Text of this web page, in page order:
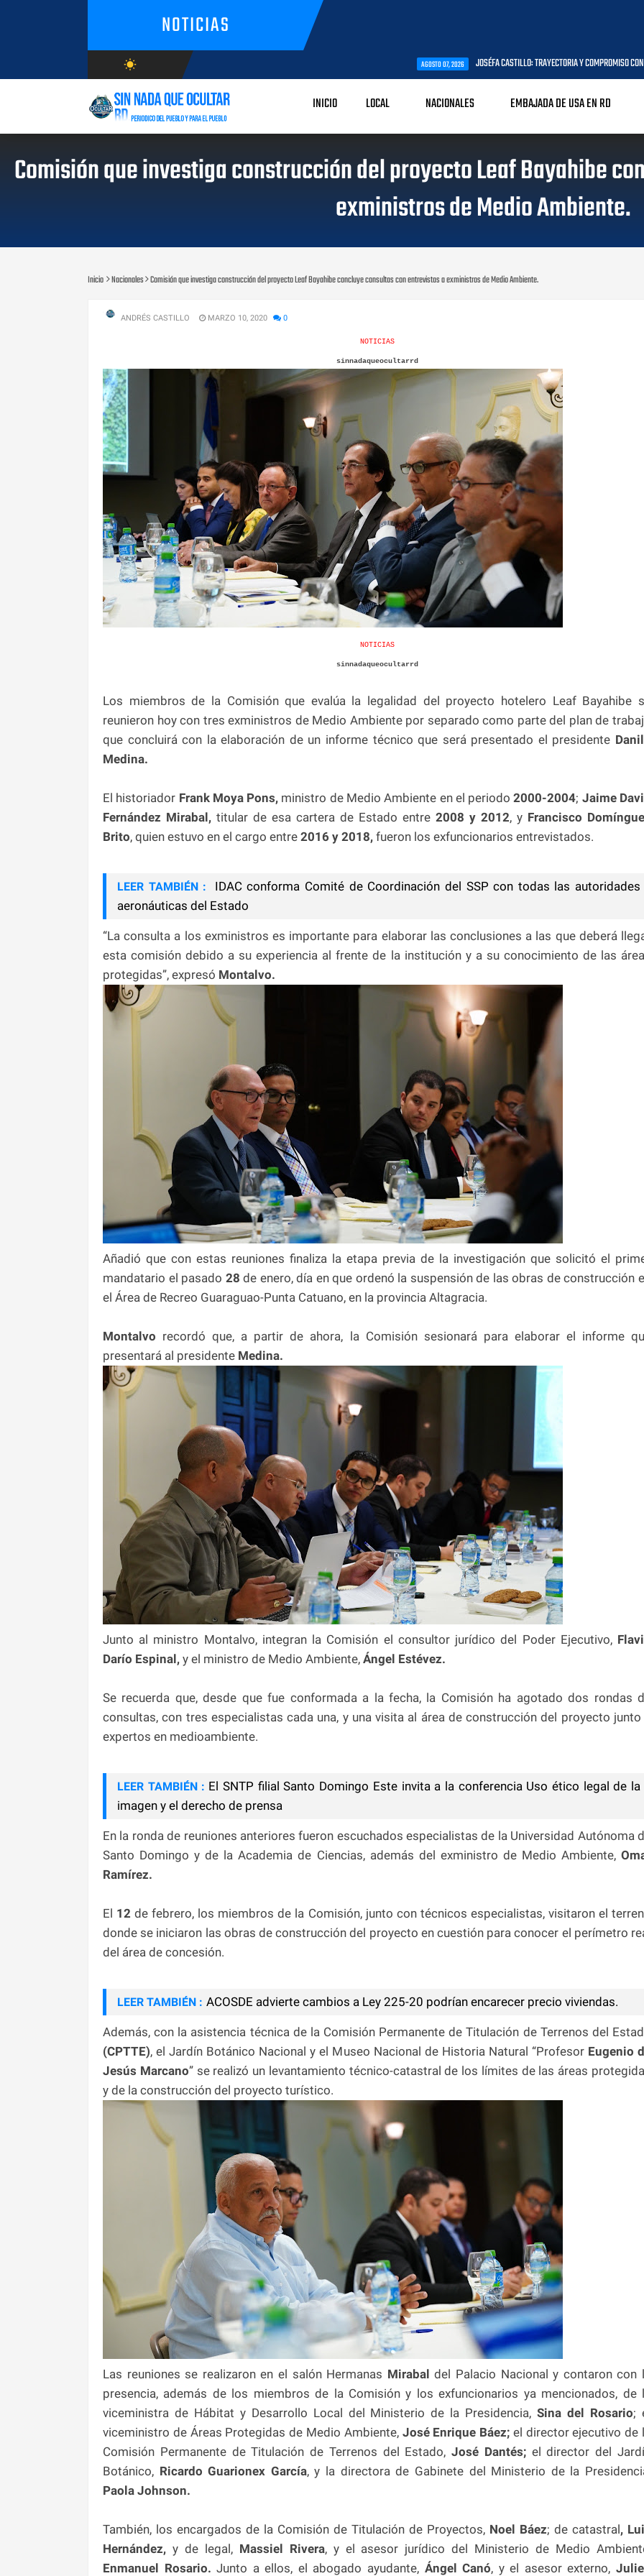
NOTICIAS
wb_sunny
AGOSTO/8/2026
JOSÉFA CASTILLO: TRAYECTORIA Y COMPROMISO CON LA PRIMERA
INICIO LOCAL NACIONALES EMBAJADA DE USA EN RD
Comisión que investiga construcción del proyecto Leaf Bayahibe
exministros de Medio Ambiente.
Inicio Nacionales Comisión que investiga construcción del proyecto Leaf Bayahibe concluye consultas con entrevistas a exministros de Medio Ambiente.
ANDRÉS CASTILLO MARZO 10, 2020 0
NOTICIAS
sinnadaqueocultarrd
NOTICIAS
sinnadaqueocultarrd
Los miembros de la Comisión que evalúa la legalidad del proyecto hotelero Leaf Bayahibe
reunieron hoy con tres exministros de Medio Ambiente por separado como parte del plan de
que concluirá con la elaboración de un informe técnico que será presentado el presidente
Medina.
El historiador Frank Moya Pons, ministro de Medio Ambiente en el periodo2000-2004; Jaime
Fernández Mirabal, titular de esa cartera de Estado entre 2008 y 2012, y Francisco
Brito, quien estuvo en el cargo entre 2016 y 2018, fueron los exfuncionarios entrevistados.
LEER TAMBIÉN :
IDAC conforma Comité de Coordinación del SSP con todas las autoridades
aeronáuticas del Estado
“La consulta a los exministros es importante para elaborar las conclusiones a las que deberá
esta comisión debido a su experiencia al frente de la institución y a su conocimiento de las
protegidas”, expresó Montalvo.
Añadió que con estas reuniones finaliza la etapa previa de la investigación que solicitó el
mandatario el pasado 28 de enero, día en que ordenó la suspensión de las obras de construcción
el Área de Recreo Guaraguao-Punta Catuano, en la provincia Altagracia.
Montalvo recordó que, a partir de ahora, la Comisión sesionará para elaborar el informe
presentará al presidente Medina.
Junto al ministro Montalvo, integran la Comisión el consultor jurídico del Poder Ejecutivo,
Darío Espinal, y el ministro de Medio Ambiente, Ángel Estévez.
Se recuerda que, desde que fue conformada a la fecha, la Comisión ha agotado dos rondas
consultas, con tres especialistas cada una, y una visita al área de construcción del proyecto junto
expertos en medioambiente.
LEER TAMBIÉN : El SNTP filial Santo Domingo Este invita a la conferencia Uso ético legal de la
imagen y el derecho de prensa
En la ronda de reuniones anteriores fueron escuchados especialistas de la Universidad Autónoma
Santo Domingo y de la Academia de Ciencias, además del exministro de Medio Ambiente,
Ramírez.
El 12 de febrero, los miembros de la Comisión, junto con técnicos especialistas, visitaron el
donde se iniciaron las obras de construcción del proyecto en cuestión para conocer el perímetro
del área de concesión.
LEER TAMBIÉN : ACOSDE advierte cambios a Ley 225-20 podrían encarecer precio viviendas.
Además, con la asistencia técnica de la Comisión Permanente de Titulación de Terrenos del
(CPTTE), el Jardín Botánico Nacional y el Museo Nacional de Historia Natural “ProfesorEugenio
Jesús Marcano” se realizó un levantamiento técnico-catastral de los límites de las áreas
y de la construcción del proyecto turístico.
Las reuniones se realizaron en el salón Hermanas Mirabal del Palacio Nacional y contaron con
presencia, además de los miembros de la Comisión y los exfuncionarios ya mencionados, de
viceministra de Hábitat y Desarrollo Local del Ministerio de la Presidencia,Sina del Rosario;
viceministro de Áreas Protegidas de Medio Ambiente, José Enrique Báez; el director ejecutivo de
Comisión Permanente de Titulación de Terrenos del Estado, José Dantés;el director del
Botánico, Ricardo Guarionex García, y la directora de Gabinete del Ministerio de la
Paola Johnson.
También, los encargados de la Comisión de Titulación de Proyectos, Noel Báez; de catastral,
Hernández, y de legal, Massiel Rivera, y el asesor jurídico del Ministerio de Medio
Enmanuel Rosario.Junto a ellos, el abogado ayudante, Ángel Canó, y el asesor externo,